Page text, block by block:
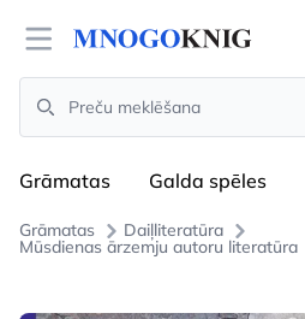
Open menu
Search
Grāmatas Galda spēles
Grāmatas Daiļliteratūra
Mūsdienas ārzemju autoru literatūra